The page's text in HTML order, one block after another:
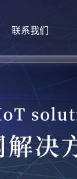
联系我们